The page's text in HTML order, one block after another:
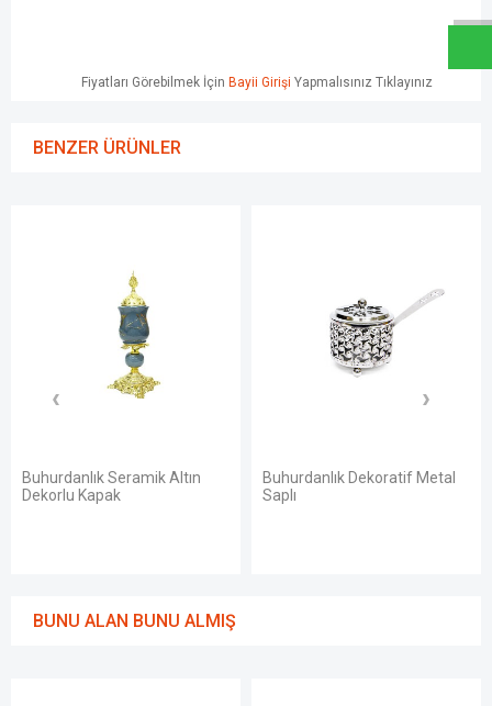
Fiyatları Görebilmek İçin Bayii Girişi Yapmalısınız Tıklayınız
BENZER ÜRÜNLER
Buhurdanlık Seramik Altın
Dekorlu Kapak
Buhurdanlık Dekoratif Metal
Saplı
BUNU ALAN BUNU ALMIŞ